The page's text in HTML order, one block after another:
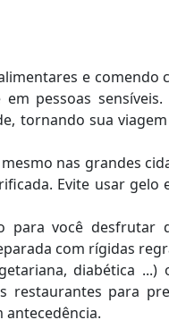
e comendo
pessoas
tornando sua
nas grandes
Evite usar gelo
para você desfrutar
com rígidas
diabética ...)
restaurantes para
antecedência.